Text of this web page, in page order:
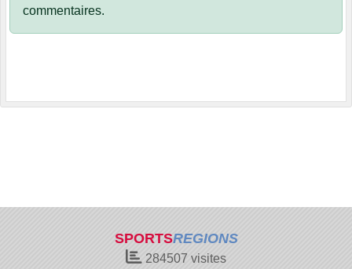
commentaires.
SPORTSREGIONS
284507 visites